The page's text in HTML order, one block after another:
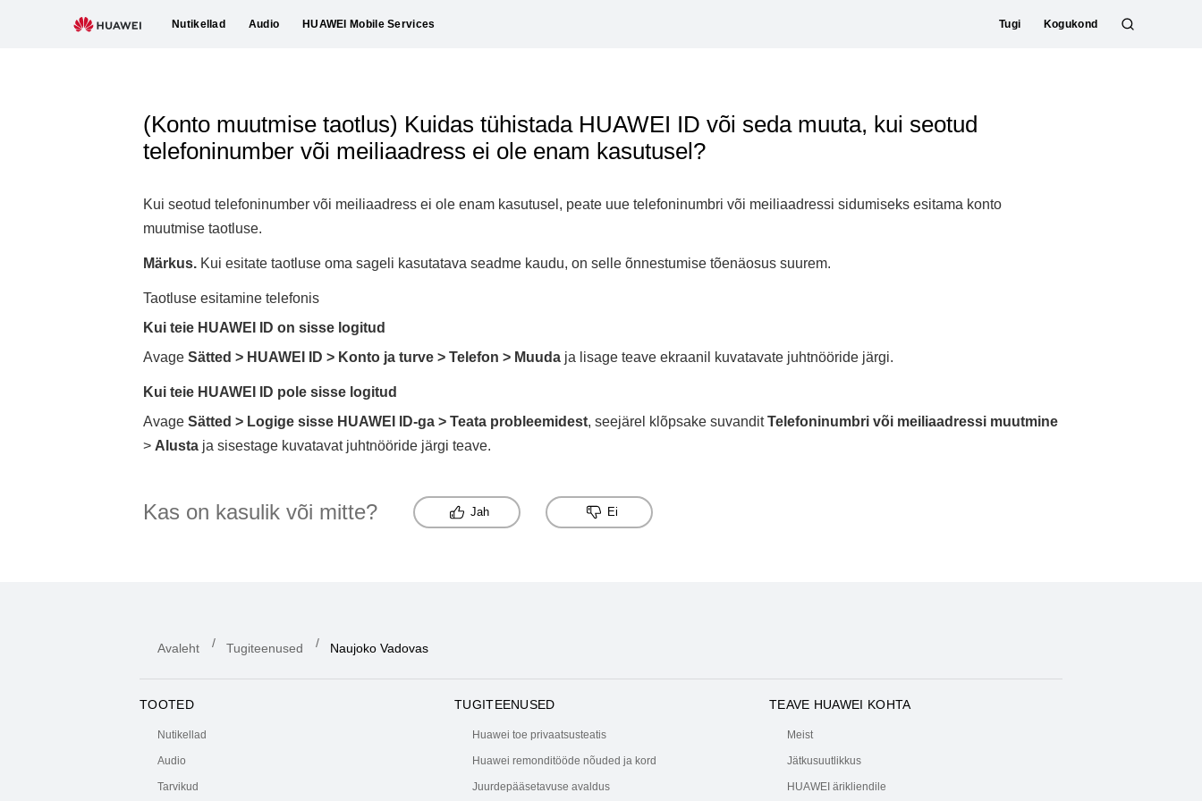
Nutikellad Audio HUAWEI Mobile Services Tugi Kogukond
O
(Konto muutmise taotlus) Kuidas tühistada HUAWEI ID või seda muuta, kui seotud
telefoninumber või meiliaadress ei ole enam kasutusel?
Kui seotud telefoninumber või meiliaadress ei ole enam kasutusel, peate uue telefoninumbri või meiliaadressi sidumiseks esitama konto
muutmise taotluse.
Märkus.Kui esitate taotluse oma sageli kasutatava seadme kaudu, on selle õnnestumise tõenäosus suurem.
Taotluse esitamine telefonis
Kui teie HUAWEI ID on sisse logitud
Avage Sätted > HUAWEI ID > Konto ja turve> Telefon > Muudaja lisage teave ekraanil kuvatavate juhtnööride järgi.
Kui teie HUAWEI ID pole sisse logitud
Avage Sätted > Logige sisse HUAWEI ID-ga> Teata probleemidest, seejärel klõpsake suvanditTelefoninumbri või meiliaadressi muutmine
> Alustaja sisestage kuvatavat juhtnööride järgi teave.
Kas on kasulik või mitte? Jah Ei
Avaleht Tugiteenused Naujoko Vadovas
TOOTED
Nutikellad
Audio
Tarvikud
TUGITEENUSED
Huawei toe privaatsusteatis
Huawei remonditööde nõuded ja kord
Juurdepääsetavuse avaldus
TEAVE HUAWEI KOHTA
Meist
Jätkusuutlikkus
HUAWEI ärikliendile